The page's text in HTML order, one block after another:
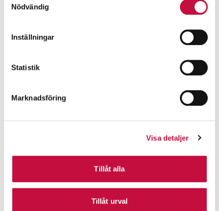
Nödvändig
Inställningar
Statistik
Marknadsföring
Visa detaljer
Tillåt alla
Tillåt urval